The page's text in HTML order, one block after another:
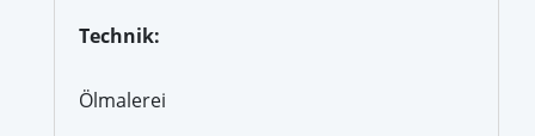
Technik:
Ölmalerei